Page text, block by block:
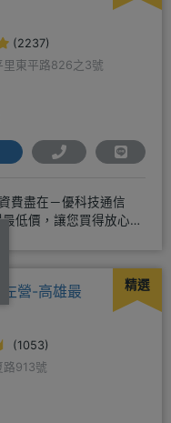
(2237)
里東平路826之3號
費盡在－優科技通信
低價，讓您買得放心又
還是電信資費
精選
營-高雄最
(1053)
路913號